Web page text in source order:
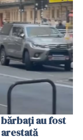
au fost